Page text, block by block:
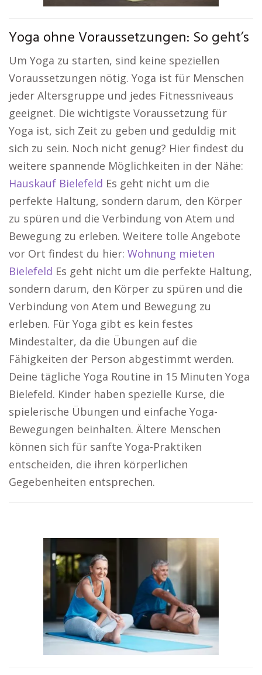
Yoga ohne Voraussetzungen: So geht’s
Um Yoga zu starten, sind keine speziellen
Voraussetzungen nötig. Yoga ist für Menschen
jeder Altersgruppe und jedes Fitnessniveaus
geeignet. Die wichtigste Voraussetzung für
Yoga ist, sich Zeit zu geben und geduldig mit
sich zu sein. Noch nicht genug? Hier findest du
weitere spannende Möglichkeiten in der Nähe:
Hauskauf Bielefeld Es geht nicht um die
perfekte Haltung, sondern darum, den Körper
zu spüren und die Verbindung von Atem und
Bewegung zu erleben. Weitere tolle Angebote
vor Ort findest du hier: Wohnung mieten
Bielefeld Es geht nicht um die perfekte Haltung,
sondern darum, den Körper zu spüren und die
Verbindung von Atem und Bewegung zu
erleben. Für Yoga gibt es kein festes
Mindestalter, da die Übungen auf die
Fähigkeiten der Person abgestimmt werden.
Deine tägliche Yoga Routine in 15 Minuten Yoga
Bielefeld. Kinder haben spezielle Kurse, die
spielerische Übungen und einfache Yoga-
Bewegungen beinhalten. Ältere Menschen
können sich für sanfte Yoga-Praktiken
entscheiden, die ihren körperlichen
Gegebenheiten entsprechen.